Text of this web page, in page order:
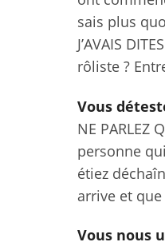
sais plus
J’AVAIS
rôliste ?
Vous
NE PARLEZ
personne
étiez
arrive et
Vous nous